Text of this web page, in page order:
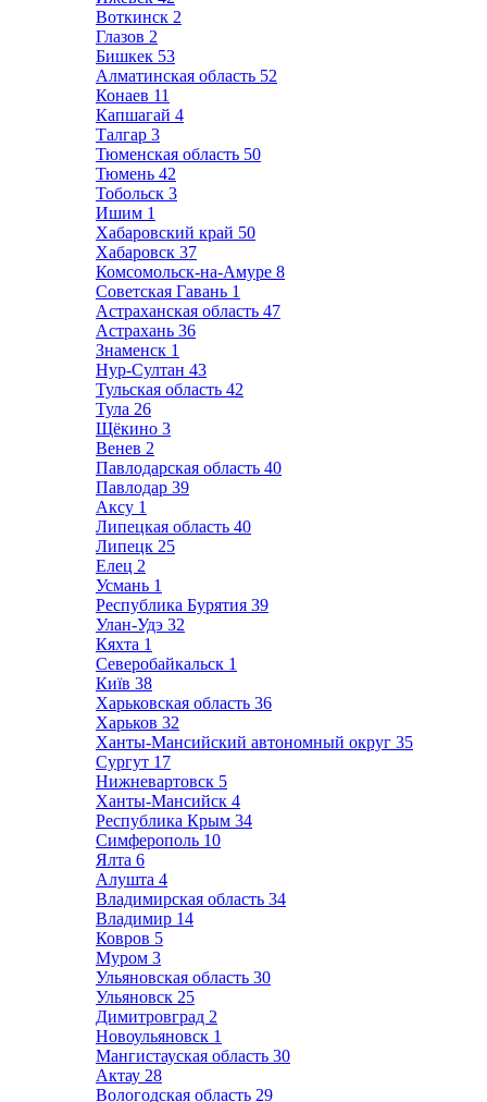
Воткинск 2
Глазов 2
Бишкек 53
Алматинская область 52
Конаев 11
Капшагай 4
Талгар 3
Тюменская область 50
Тюмень 42
Тобольск 3
Ишим 1
Хабаровский край 50
Хабаровск 37
Комсомольск-на-Амуре 8
Советская Гавань 1
Астраханская область 47
Астрахань 36
Знаменск 1
Нур-Султан 43
Тульская область 42
Тула 26
Щёкино 3
Венев 2
Павлодарская область 40
Павлодар 39
Аксу 1
Липецкая область 40
Липецк 25
Елец 2
Усмань 1
Республика Бурятия 39
Улан-Удэ 32
Кяхта 1
Северобайкальск 1
Київ 38
Харьковская область 36
Харьков 32
Ханты-Мансийский автономный округ 35
Сургут 17
Нижневартовск 5
Ханты-Мансийск 4
Республика Крым 34
Симферополь 10
Ялта 6
Алушта 4
Владимирская область 34
Владимир 14
Ковров 5
Муром 3
Ульяновская область 30
Ульяновск 25
Димитровград 2
Новоульяновск 1
Мангистауская область 30
Актау 28
Вологодская область 29